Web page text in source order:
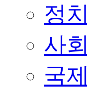
정치
사회
국제